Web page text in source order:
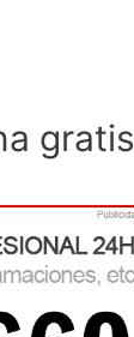
gratis